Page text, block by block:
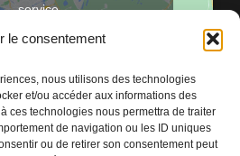
le consentement
nous utilisons des technologies
et/ou accéder aux informations des
ces technologies nous permettra de traiter
de navigation ou les ID uniques
ou de retirer son consentement peut
service